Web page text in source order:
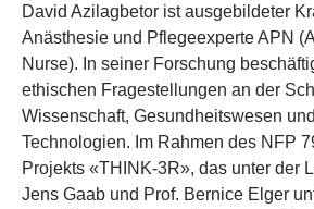
David Azilagbetor ist ausgebildeter
Anästhesie und Pflegeexperte APN
Nurse). In seiner Forschung
ethischen Fragestellungen an der
Wissenschaft, Gesundheitswesen
Technologien. Im Rahmen des NFP
Projekts «THINK-3R», das unter der
Jens Gaab und Prof. Bernice Elger